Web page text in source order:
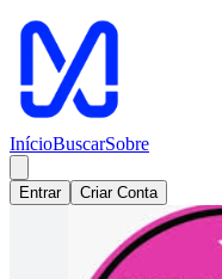
InícioBuscarSobre
Entrar Criar Conta